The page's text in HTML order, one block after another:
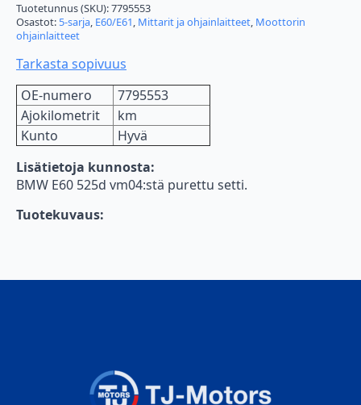
Tuotetunnus (SKU):7795553
Osastot: 5-sarja, E60/E61, Mittarit ja ohjainlaitteet, Moottorin
ohjainlaitteet
Tarkasta sopivuus
OE-numero
7795553
Ajokilometrit
km
Kunto
Hyvä
Lisätietoja kunnosta:
BMW E60 525d vm04:stä purettu setti.
Tuotekuvaus: